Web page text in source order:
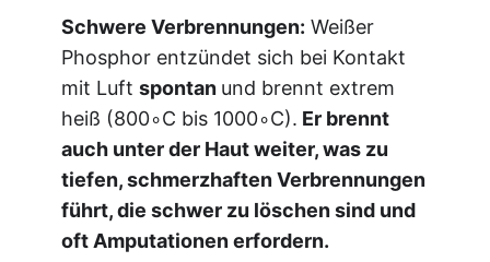
Schwere Verbrennungen: Weißer
Phosphor entzündet sich bei Kontakt
mit Luft spontan und brennt extrem
heiß (800∘C bis 1000∘C). Er brennt
auch unter der Haut weiter, was zu
tiefen, schmerzhaften Verbrennungen
führt, die schwer zu löschen sind und
oft Amputationen erfordern.